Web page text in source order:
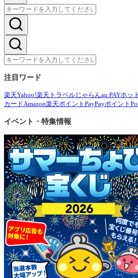
注目ワード
楽天Yahoo!楽天トラベル じゃらんau PAYホッ
カードAmazon楽天ポイント PayPayポイント
イベント・特集情報